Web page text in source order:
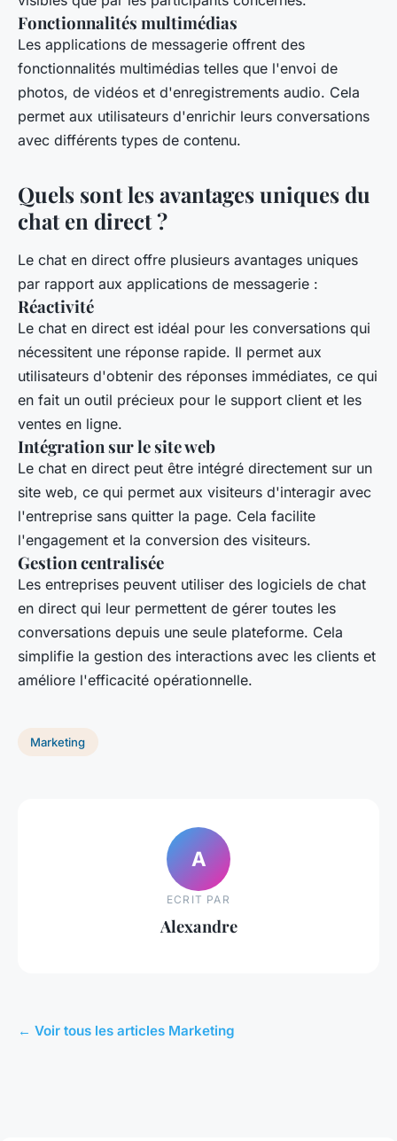
Fonctionnalités multimédias
Les applications de messagerie offrent des
fonctionnalités multimédias telles que l'envoi de
photos, de vidéos et d'enregistrements audio. Cela
permet aux utilisateurs d'enrichir leurs conversations
avec différents types de contenu.
Quels sont les avantages uniques du
chat en direct ?
Le chat en direct offre plusieurs avantages uniques
par rapport aux applications de messagerie :
Réactivité
Le chat en direct est idéal pour les conversations qui
nécessitent une réponse rapide. Il permet aux
utilisateurs d'obtenir des réponses immédiates, ce qui
en fait un outil précieux pour le support client et les
ventes en ligne.
Intégration sur le site web
Le chat en direct peut être intégré directement sur un
site web, ce qui permet aux visiteurs d'interagir avec
l'entreprise sans quitter la page. Cela facilite
l'engagement et la conversion des visiteurs.
Gestion centralisée
Les entreprises peuvent utiliser des logiciels de chat
en direct qui leur permettent de gérer toutes les
conversations depuis une seule plateforme. Cela
simplifie la gestion des interactions avec les clients et
améliore l'efficacité opérationnelle.
Marketing
A
ECRIT PAR
Alexandre
← Voir tous les articles Marketing